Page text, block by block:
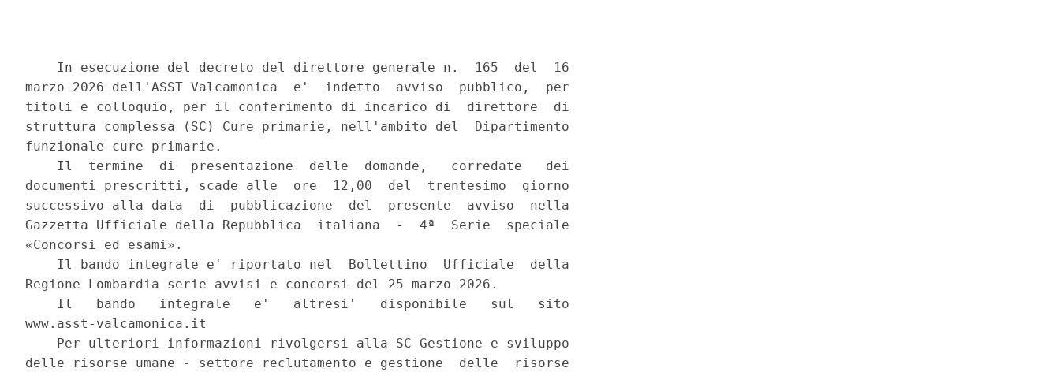
    In esecuzione del decreto del direttore generale n.  165  del  16
marzo 2026 dell'ASST Valcamonica  e'  indetto  avviso  pubblico,  per
titoli e colloquio, per il conferimento di incarico di  direttore  di
struttura complessa (SC) Cure primarie, nell'ambito del  Dipartimento
funzionale cure primarie.
    Il  termine  di  presentazione  delle  domande,   corredate   dei
documenti prescritti, scade alle  ore  12,00  del  trentesimo  giorno
successivo alla data  di  pubblicazione  del  presente  avviso  nella
Gazzetta Ufficiale della Repubblica  italiana  -  4ª  Serie  speciale
«Concorsi ed esami».
    Il bando integrale e' riportato nel  Bollettino  Ufficiale  della
Regione Lombardia serie avvisi e concorsi del 25 marzo 2026.
    Il   bando   integrale   e'   altresi'   disponibile   sul   sito
www.asst-valcamonica.it
    Per ulteriori informazioni rivolgersi alla SC Gestione e sviluppo
delle risorse umane - settore reclutamento e gestione  delle  risorse